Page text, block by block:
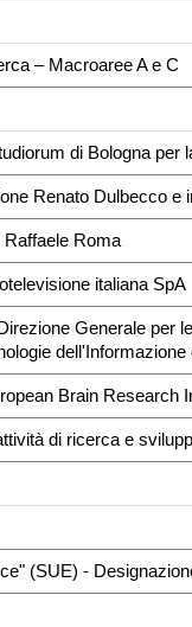
– Macroaree A e C
di Bologna per
Renato Dulbecco
Roma
italiana SpA
Generale per
Brain Research
di ricerca e
(SUE) -